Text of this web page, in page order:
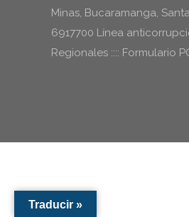
Minas, Bucaramanga,
6917700 Línea
Regionales :::: Formulario
Traducir »